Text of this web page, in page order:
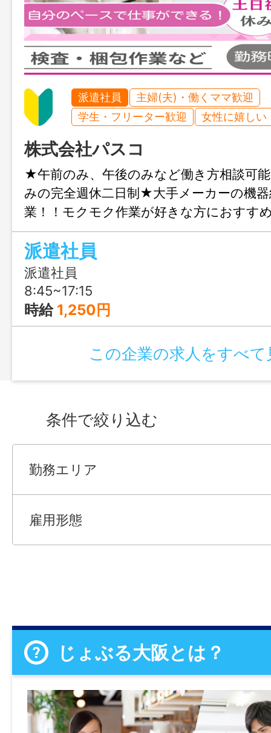
派遣社員
主婦(夫)・働くママ歓迎
学生・フリーター歓迎
女性に嬉しい
株式会社パスコ
★午前のみ、午後のみなど働き方相談可
みの完全週休二日制★大手メーカーの機
業！！モクモク作業が好きな方におすす
OK
派遣社員
派遣社員
8:45~17:15
時給 1,250円
この企業の求人をすべて
条件で絞り込む
勤務エリア
雇用形態
じょぶる大阪とは？